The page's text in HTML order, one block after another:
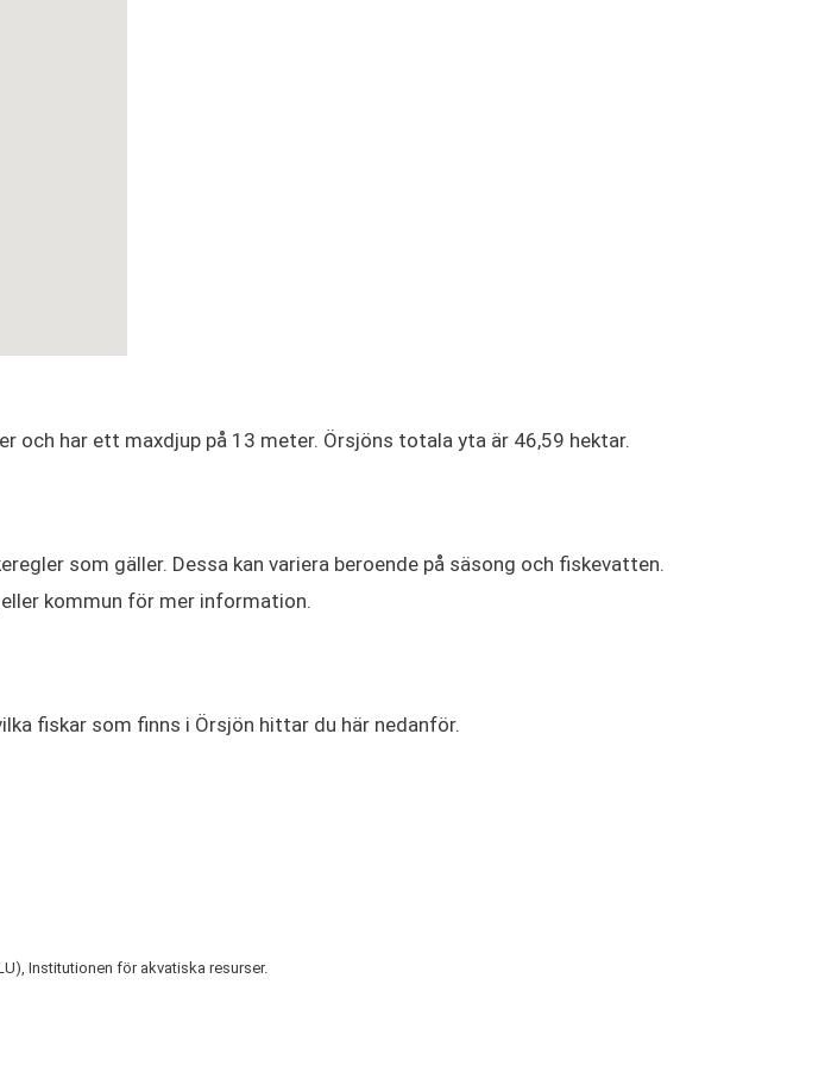
och har ett maxdjup på 13 meter. Örsjöns totala yta är 46,59 hektar.
som gäller. Dessa kan variera beroende på säsong och fiskevatten.
kommun för mer information.
fiskar som finns i Örsjön hittar du här nedanför.
Institutionen för akvatiska resurser.